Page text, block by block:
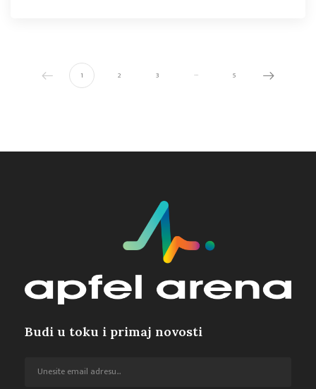
1 2 3 … 5
Budi u toku i primaj novosti